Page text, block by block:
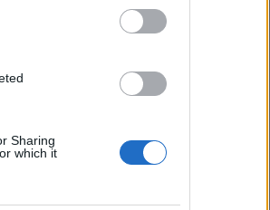
Sharing
which it